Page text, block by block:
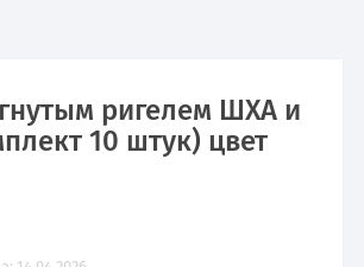
ригелем ШХА и
10 штук) цвет